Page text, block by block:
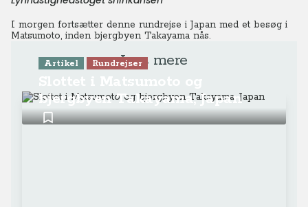
I morgen fortsætter denne rundrejse i Japan med et besøg i
Matsumoto, inden bjergbyen Takayama nås.
Læs mere
Artikel Rundrejser
bjergbyen Takayama, Japan